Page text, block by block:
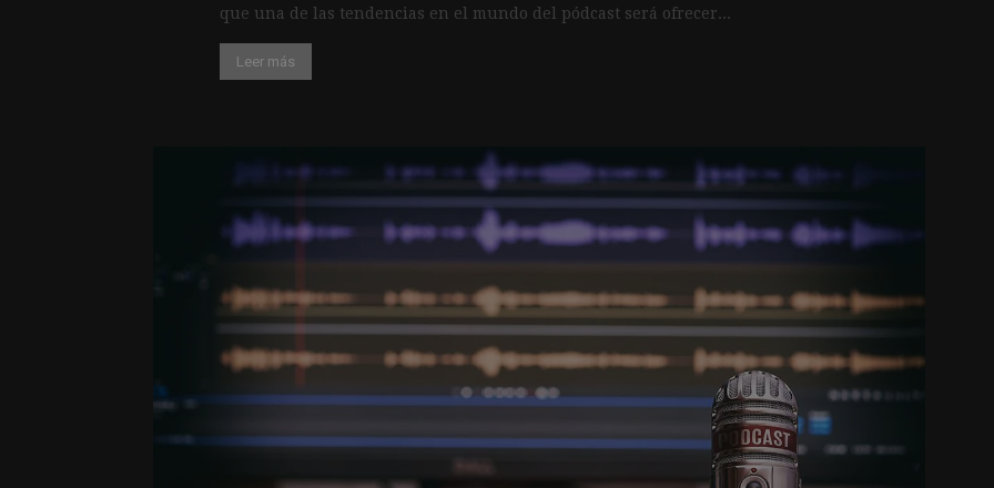
que una de las tendencias en el mundo del pódcast será ofrecer...
Leer más